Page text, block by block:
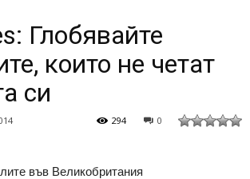
Глобявайте
които не четат
си
0
294
във Великобритания